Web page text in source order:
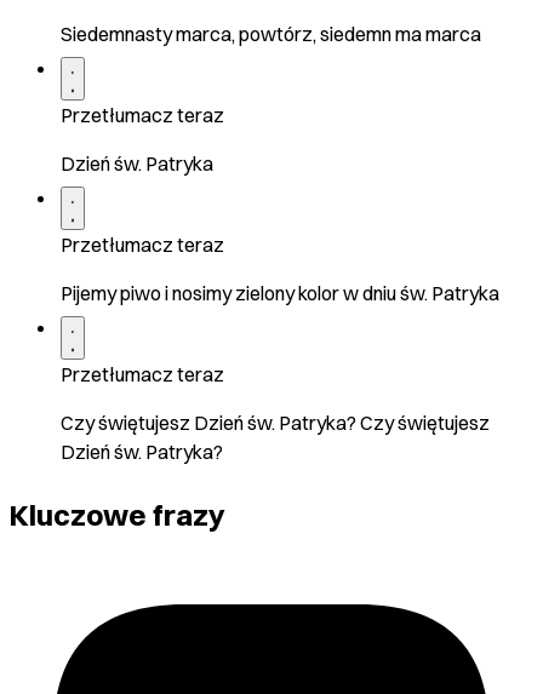
Siedemnasty marca, powtórz, siedemn ma marca
Przetłumacz teraz
Dzień św. Patryka
Przetłumacz teraz
Pijemy piwo i nosimy zielony kolor w dniu św. Patryka
Przetłumacz teraz
Czy świętujesz Dzień św. Patryka? Czy świętujesz
Dzień św. Patryka?
Kluczowe frazy